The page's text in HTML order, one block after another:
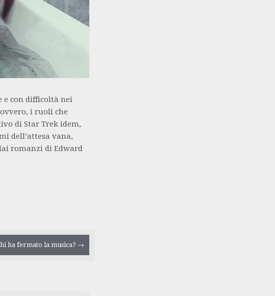
e con difficoltà nei
i ruoli che
di Star Trek idem,
dell’attesa vana,
romanzi di Edward
ha fermato la musica? →